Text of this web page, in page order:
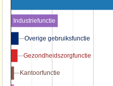
Industriefunctie
Overige gebruiksfunctie
Overige gebruiksfunctie
Gezondheidszorgfunctie
Gezondheidszorgfunctie
Kantoorfunctie
Kantoorfunctie